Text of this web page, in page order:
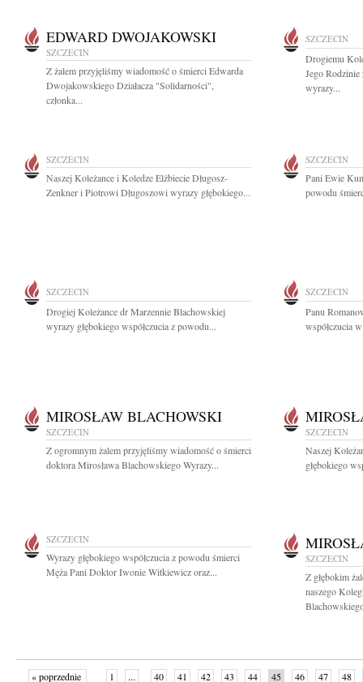
EDWARD DWOJAKOWSKI
SZCZECIN
Z żalem przyjęliśmy wiadomość o śmierci Edwarda
Dwojakowskiego Działacza "Solidarności",
członka...
SZCZECIN
Drogiemu
Jego
wyrazy...
SZCZECIN
Naszej Koleżance i Koledze Elżbiecie Długosz-
Zenkner i Piotrowi Długoszowi wyrazy głębokiego...
SZCZECIN
Pani Ewie
powodu
SZCZECIN
Drogiej Koleżance dr Marzennie Blachowskiej
wyrazy głębokiego współczucia z powodu...
SZCZECIN
Panu
współczucia
MIROSŁAW BLACHOWSKI
SZCZECIN
Z ogromnym żalem przyjęliśmy wiadomość o śmierci
doktora Mirosława Blachowskiego Wyrazy...
SZCZECIN
Naszej
głębokiego
SZCZECIN
Wyrazy głębokiego współczucia z powodu śmierci
Męża Pani Doktor Iwonie Witkiewicz oraz...
SZCZECIN
Z głębokim
naszego
« poprzednie 1 ... 40 41 42 43 44 45 46 47 48